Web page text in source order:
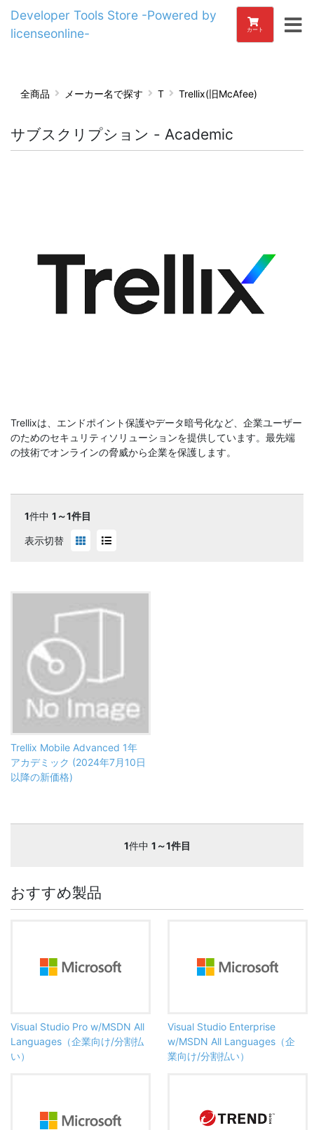
Developer Tools Store -Powered by
licenseonline-
カート
全商品 メーカー名で探す T Trellix(旧McAfee)
サブスクリプション - Academic
Trellixは、エンドポイント保護やデータ暗号化など、企業ユーザー
のためのセキュリティソリューションを提供しています。最先端
の技術でオンラインの脅威から企業を保護します。
1件中 1～1件目
表示切替
Trellix Mobile Advanced 1年
アカデミック (2024年7月10日
以降の新価格)
1件中 1～1件目
おすすめ製品
Visual Studio Pro w/MSDN All
Languages（企業向け/分割払
い）
Visual Studio Enterprise
w/MSDN All Languages（企
業向け/分割払い）